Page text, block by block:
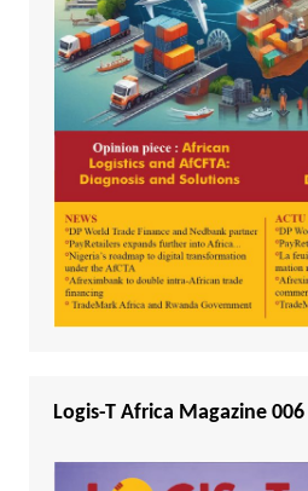
Logis-T Africa Magazine 006